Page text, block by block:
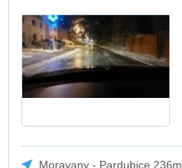
Moravany - Pardubice 236m